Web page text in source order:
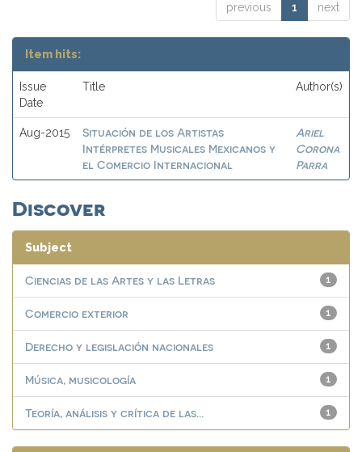
previous 1 next
Item hits:
Issue
Date
Title Author(s)
Aug-2015
Situación de los Artistas
Intérpretes Musicales Mexicanos y
el Comercio Internacional
Ariel
Corona
Parra
Discover
Subject
1
Ciencias de las Artes y las Letras
1
Comercio exterior
1
Derecho y legislación nacionales
1
Música, musicología
1
Teoría, análisis y crítica de las...